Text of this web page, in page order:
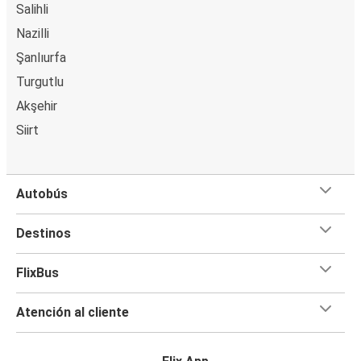
Salihli
Nazilli
Şanlıurfa
Turgutlu
Akşehir
Siirt
Autobús
Destinos
FlixBus
Atención al cliente